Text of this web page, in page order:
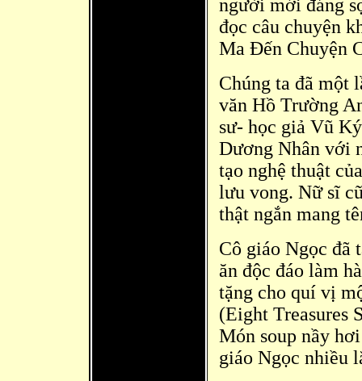
người mới đáng
đọc câu chuyện
Ma Đến Chuyện
Chúng ta đã một
văn Hồ Trường
sư- học giả Vũ
Dương Nhân với
tạo nghệ thuật
lưu vong. Nữ sĩ
thật ngắn mang tê
Cô giáo Ngọc đã
ăn độc đáo làm
tặng cho quí vị
(Eight Treasures
Món soup nầy
giáo Ngọc nhiều